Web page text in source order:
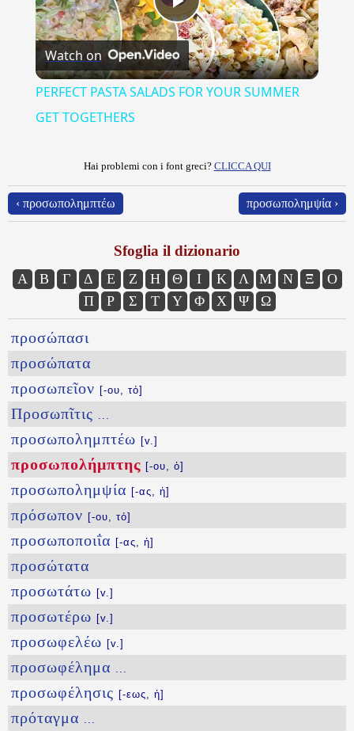
Play
Video
Watch on
PERFECT PASTA SALADS FOR YOUR SUMMER
GET TOGETHERS
Hai problemi con i font greci? CLICCA QUI
‹ προσωπολημπτέω προσωπολημψία ›
Sfoglia il dizionario
Α Β Γ Δ Ε Ζ Η Θ Ι Κ Λ Μ Ν Ξ
Ο
Π
Ρ Σ Τ Υ Φ Χ Ψ Ω
προσώπασι
προσώπατα
προσωπεῖον [-ου, τό]
Προσωπῖτις ...
προσωπολημπτέω [v.]
προσωπολήμπτης [-ου, ὁ]
προσωπολημψία [-ας, ἡ]
πρόσωπον [-ου, τό]
προσωποποιΐα [-ας, ἡ]
προσώτατα
προσωτάτω [v.]
προσωτέρω [v.]
προσωφελέω [v.]
προσωφέλημα ...
προσωφέλησις [-εως, ἡ]
πρόταγμα ...